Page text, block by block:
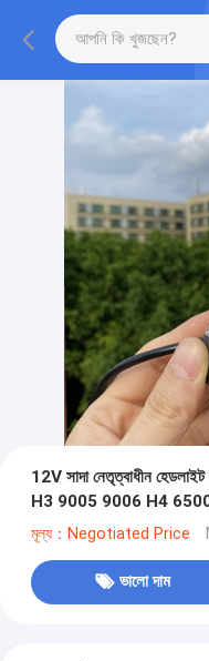
12V সাদা নেতৃত্বাধীন
H3 9005 9006 H4 6500K
মূল্য：Negotiated Price
ভালো দাম